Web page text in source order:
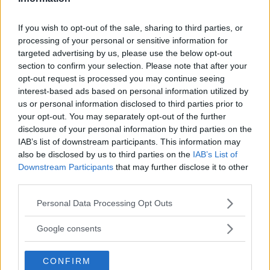
If you wish to opt-out of the sale, sharing to third parties, or
processing of your personal or sensitive information for
targeted advertising by us, please use the below opt-out
section to confirm your selection. Please note that after your
opt-out request is processed you may continue seeing
interest-based ads based on personal information utilized by
us or personal information disclosed to third parties prior to
your opt-out. You may separately opt-out of the further
disclosure of your personal information by third parties on the
IAB’s list of downstream participants. This information may
also be disclosed by us to third parties on the IAB’s List of
Downstream Participants that may further disclose it to other
Please note that this website/app uses one or more Google
not limited to your visit or usage behaviour. You may click to
use your data for below specified purposes in below Google
consent section.
Personal Data Processing Opt Outs
Google consents
CONFIRM
occasioni, ma senza ricevere risposta.
Continua a leggere dopo la pubblicità
Celine Frei Matzohl era particolarmente
conosciuta aSilandro, dove lavorava come
collaboratrice in un hoteldella zona, mentre
in passato aveva collaborato con il consorzio
agrario della località trentina.
fermo come previsto in questi casi, si è avvalso
facoltà di non rispondere.
Mercoledì 16
agosto 2023 sembra essere la data più probabile
in cui possa tenersi